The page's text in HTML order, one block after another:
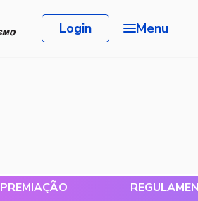
Login Menu
PREMIAÇÃO